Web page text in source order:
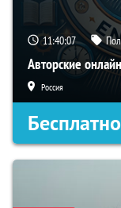
11:40:06
Авторские
Россия
Бесплатно